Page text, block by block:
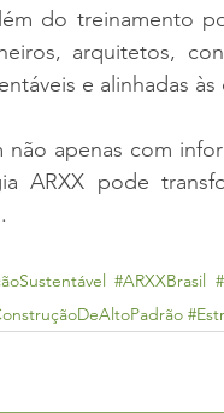
do treinamento
arquitetos,
e alinhadas
apenas com
ARXX pode
#ARXXBrasil